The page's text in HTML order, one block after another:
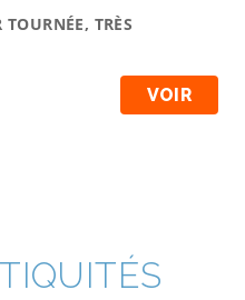
TRÈS
VOIR